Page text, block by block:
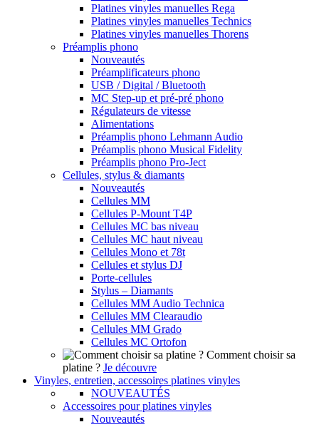
Platines vinyles manuelles Rega
Platines vinyles manuelles Technics
Platines vinyles manuelles Thorens
Préamplis phono
Nouveautés
Préamplificateurs phono
USB / Digital / Bluetooth
MC Step-up et pré-pré phono
Régulateurs de vitesse
Alimentations
Préamplis phono Lehmann Audio
Préamplis phono Musical Fidelity
Préamplis phono Pro-Ject
Cellules, stylus & diamants
Nouveautés
Cellules MM
Cellules P-Mount T4P
Cellules MC bas niveau
Cellules MC haut niveau
Cellules Mono et 78t
Cellules et stylus DJ
Porte-cellules
Stylus – Diamants
Cellules MM Audio Technica
Cellules MM Clearaudio
Cellules MM Grado
Cellules MC Ortofon
Comment choisir sa
platine ? Je découvre
Vinyles, entretien, accessoires platines vinyles
NOUVEAUTÉS
Accessoires pour platines vinyles
Nouveautés